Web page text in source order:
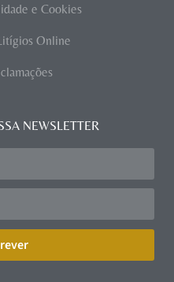
e Cookies
Online
NEWSLETTER